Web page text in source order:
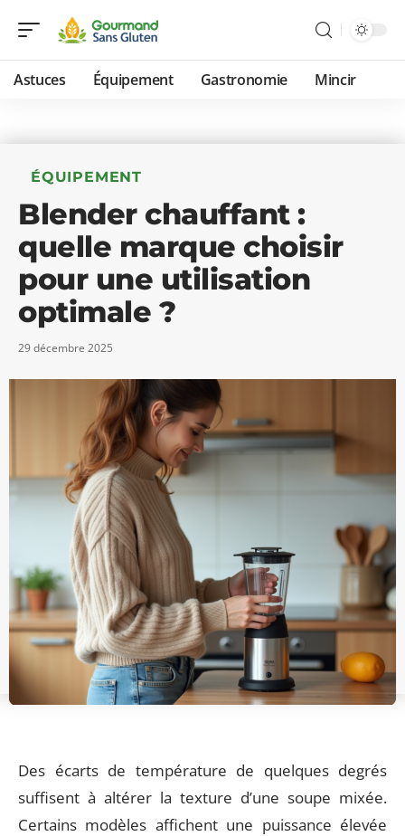
Astuces Équipement Gastronomie Mincir
ÉQUIPEMENT
Blender chauffant :
quelle marque choisir
pour une utilisation
optimale ?
29 décembre 2025
Des écarts de température de quelques degrés
suffisent à altérer la texture d’une soupe mixée.
Certains modèles affichent une puissance élevée